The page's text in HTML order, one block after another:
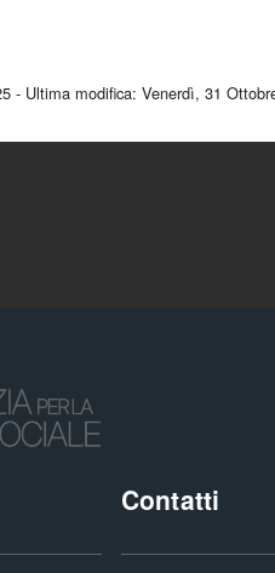
- Ultima modifica: Venerdì, 31
Contatti